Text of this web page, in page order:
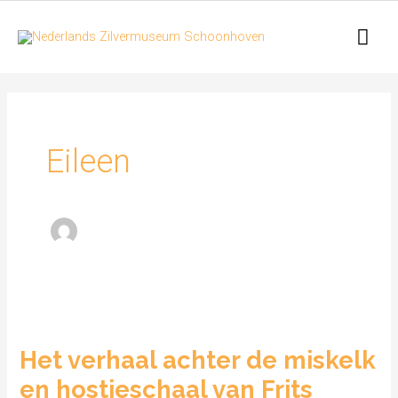
naar
Eileen
Het verhaal achter de miskelk
en hostieschaal van Frits
achter
de